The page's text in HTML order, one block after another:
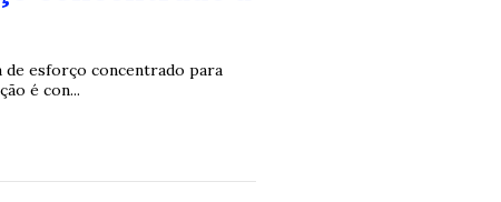
de esforço concentrado para
é con...